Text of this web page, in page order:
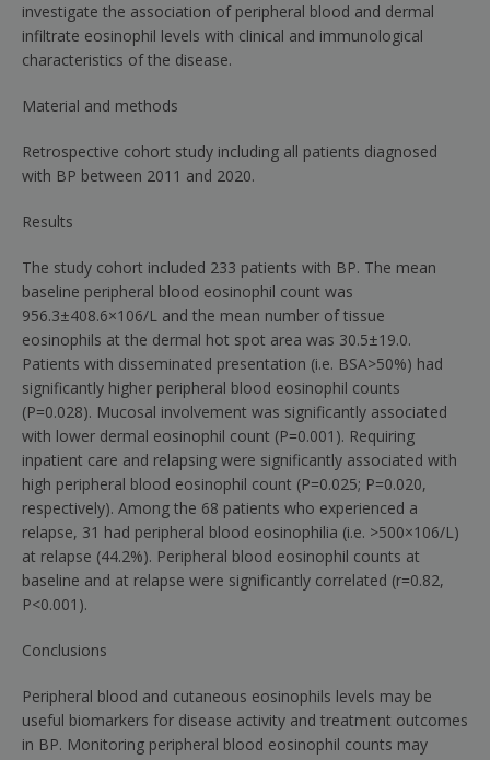
investigate the association of peripheral blood and dermal
infiltrate eosinophil levels with clinical and immunological
characteristics of the disease.
Material and methods
Retrospective cohort study including all patients diagnosed
with BP between 2011 and 2020.
Results
The study cohort included 233 patients with BP. The mean
baseline peripheral blood eosinophil count was
956.3±408.6×106/L and the mean number of tissue
eosinophils at the dermal hot spot area was 30.5±19.0.
Patients with disseminated presentation (i.e. BSA>50%) had
significantly higher peripheral blood eosinophil counts
(P=0.028). Mucosal involvement was significantly associated
with lower dermal eosinophil count (P=0.001). Requiring
inpatient care and relapsing were significantly associated with
high peripheral blood eosinophil count (P=0.025; P=0.020,
respectively). Among the 68 patients who experienced a
relapse, 31 had peripheral blood eosinophilia (i.e. >500×106/L)
at relapse (44.2%). Peripheral blood eosinophil counts at
baseline and at relapse were significantly correlated (r=0.82,
P<0.001).
Conclusions
Peripheral blood and cutaneous eosinophils levels may be
useful biomarkers for disease activity and treatment outcomes
in BP. Monitoring peripheral blood eosinophil counts may